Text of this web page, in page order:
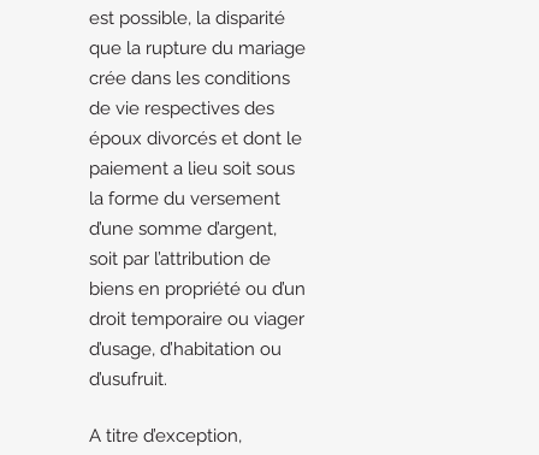
est possible, la disparité
que la rupture du mariage
crée dans les conditions
de vie respectives des
époux divorcés et dont le
paiement a lieu soit sous
la forme du versement
d’une somme d’argent,
soit par l’attribution de
biens en propriété ou d’un
droit temporaire ou viager
d’usage, d’habitation ou
d’usufruit.
A titre d’exception,